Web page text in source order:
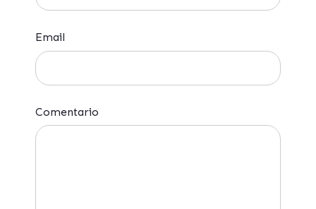
Email
Comentario